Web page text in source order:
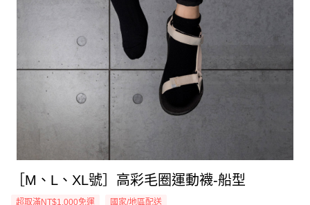
［M、L、XL號］高彩毛圈運動襪-船型
超取滿NT$1,000免運 國家/地區配送